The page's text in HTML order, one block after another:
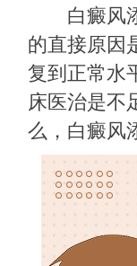
白癜风添
的直接原因
复到正常水
床医治是不
么，白癜风